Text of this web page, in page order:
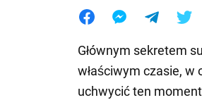
Głównym sekretem
właściwym czasie, w
uchwycić ten